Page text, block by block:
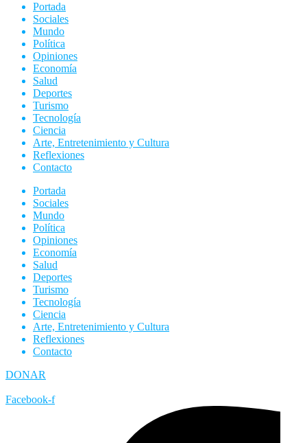
Portada
Sociales
Mundo
Política
Opiniones
Economía
Salud
Deportes
Turismo
Tecnología
Ciencia
Arte, Entretenimiento y Cultura
Reflexiones
Contacto
Portada
Sociales
Mundo
Política
Opiniones
Economía
Salud
Deportes
Turismo
Tecnología
Ciencia
Arte, Entretenimiento y Cultura
Reflexiones
Contacto
DONAR
Facebook-f